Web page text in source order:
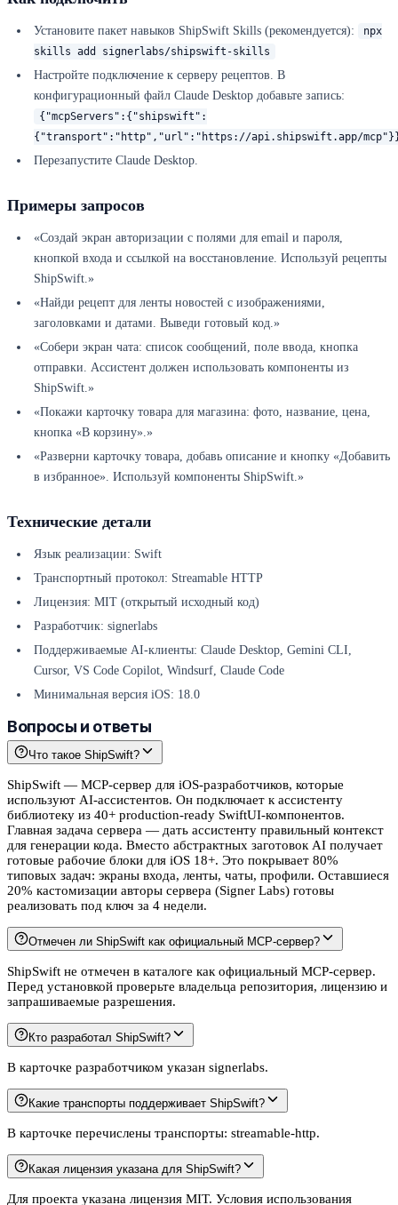
Установите пакет навыков ShipSwift Skills (рекомендуется):
npx
skills add signerlabs/shipswift-skills
Настройте подключение к серверу рецептов. В
конфигурационный файл Claude Desktop добавьте запись:
{"mcpServers":{"shipswift":
{"transport":"http","url":"https://api.shipswift.app/
Перезапустите Claude Desktop.
Примеры запросов
«Создай экран авторизации с полями для email и пароля,
кнопкой входа и ссылкой на восстановление. Используй рецепты
ShipSwift.»
«Найди рецепт для ленты новостей с изображениями,
заголовками и датами. Выведи готовый код.»
«Собери экран чата: список сообщений, поле ввода, кнопка
отправки. Ассистент должен использовать компоненты из
ShipSwift.»
«Покажи карточку товара для магазина: фото, название, цена,
кнопка «В корзину».»
«Разверни карточку товара, добавь описание и кнопку «Добавить
в избранное». Используй компоненты ShipSwift.»
Технические детали
Язык реализации: Swift
Транспортный протокол: Streamable HTTP
Лицензия: MIT (открытый исходный код)
Разработчик: signerlabs
Поддерживаемые AI-клиенты: Claude Desktop, Gemini CLI,
Cursor, VS Code Copilot, Windsurf, Claude Code
Минимальная версия iOS: 18.0
Вопросы и ответы
Что такое ShipSwift?
ShipSwift — MCP-сервер для iOS-разработчиков, которые
используют AI-ассистентов. Он подключает к ассистенту
библиотеку из 40+ production-ready SwiftUI-компонентов.
Главная задача сервера — дать ассистенту правильный контекст
для генерации кода. Вместо абстрактных заготовок AI получает
готовые рабочие блоки для iOS 18+. Это покрывает 80%
типовых задач: экраны входа, ленты, чаты, профили. Оставшиеся
20% кастомизации авторы сервера (Signer Labs) готовы
реализовать под ключ за 4 недели.
Отмечен ли ShipSwift как официальный MCP-сервер?
ShipSwift не отмечен в каталоге как официальный MCP-сервер.
Перед установкой проверьте владельца репозитория, лицензию и
запрашиваемые разрешения.
Кто разработал ShipSwift?
В карточке разработчиком указан signerlabs.
Какие транспорты поддерживает ShipSwift?
В карточке перечислены транспорты: streamable-http.
Какая лицензия указана для ShipSwift?
Для проекта указана лицензия MIT. Условия использования